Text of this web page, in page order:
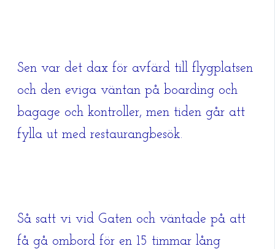
Sen var det dax för avfärd till flygplatsen
och den eviga väntan på boarding och
bagage och kontroller, men tiden går att
fylla ut med restaurangbesök.
Så satt vi vid Gaten och väntade på att
få gå ombord för en 15 timmar lång